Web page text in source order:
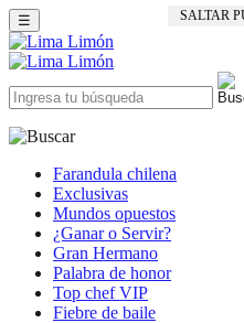
SALTAR
☰
Farandula chilena
Exclusivas
Mundos opuestos
¿Ganar o Servir?
Gran Hermano
Palabra de honor
Top chef VIP
Fiebre de baile